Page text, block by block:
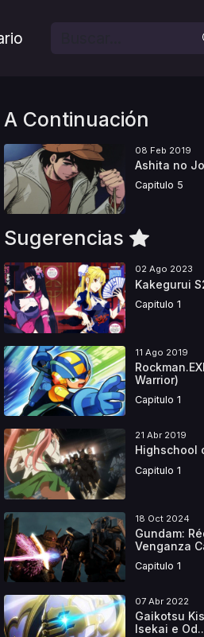
A Continuación
08 Feb 2019
Ashita no
Capitulo 5
Sugerencias
02 Ago 2023
Kakegurui
Capitulo 1
11 Ago 2019
Warrior)
Capitulo 1
21 Abr 2019
Highschool
Capitulo 1
18 Oct 2024
Gundam:
Venganza
Capitulo 1
07 Abr 2022
Gaikotsu
Isekai e